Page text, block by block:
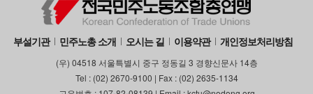
부설기관 민주노총 소개 오시는 길 이용약관 개인정보처리방침
(우) 04518 서울특별시 중구 정동길 3 경향신문사 14층
Tel : (02) 2670-9100 | Fax : (02) 2635-1134